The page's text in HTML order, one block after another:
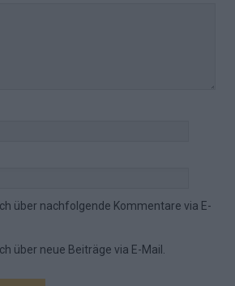
über nachfolgende Kommentare via E-
über neue Beiträge via E-Mail.